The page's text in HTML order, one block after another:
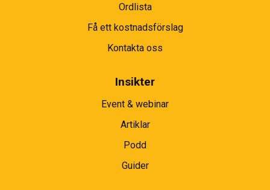
Ordlista
Få ett kostnadsförslag
Kontakta oss
Insikter
Event & webinar
Artiklar
Podd
Guider